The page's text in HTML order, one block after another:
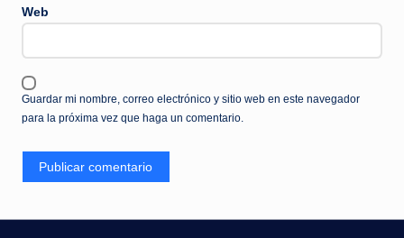
Web
Guardar mi nombre, correo electrónico y sitio web en este navegador
para la próxima vez que haga un comentario.